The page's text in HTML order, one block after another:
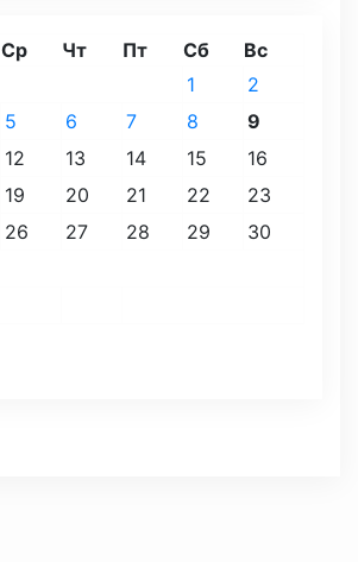
Ср Чт Пт Сб Вс
1
2
5 6 7 8
9
12 13 14 15
16
19 20 21 22
23
26 27 28 29
30